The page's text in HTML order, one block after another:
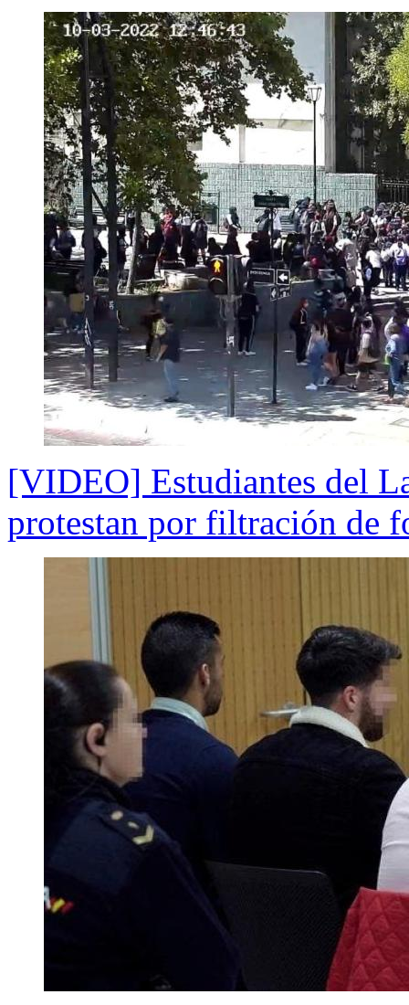
[VIDEO] Estudiantes del
protestan por filtración de